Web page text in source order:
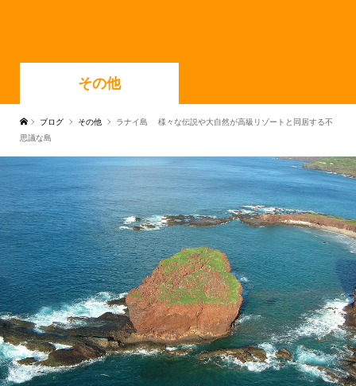
その他
ブログ その他
ラナイ島 様々な伝説や大自然が高級リゾートと同居する不
思議な島